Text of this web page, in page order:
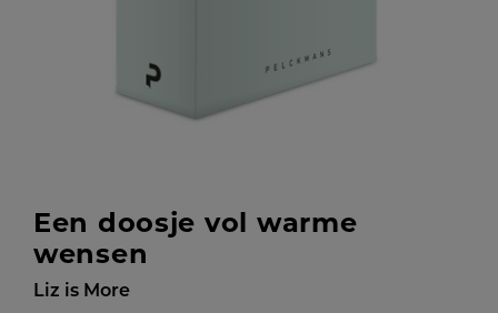
Een doosje vol warme
wensen
Liz is More